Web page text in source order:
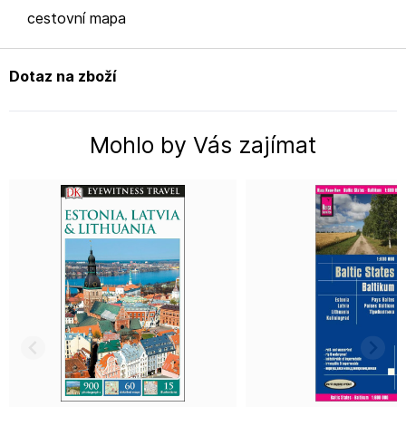
cestovní mapa
Dotaz na zboží
Mohlo by Vás zajímat